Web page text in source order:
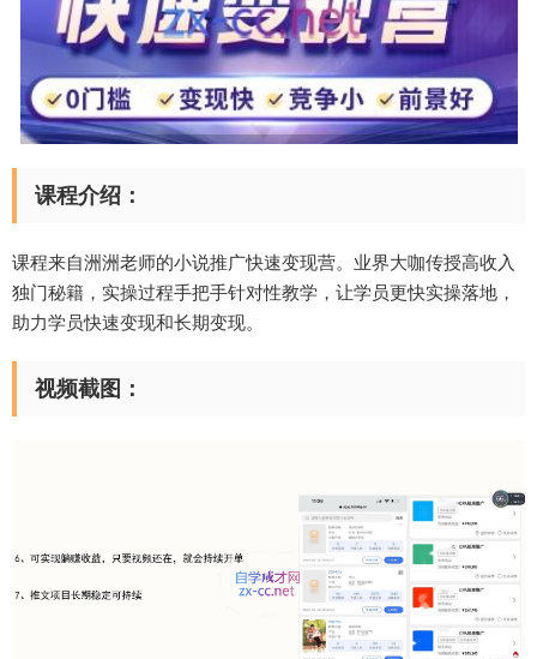
课程介绍：
课程来自洲洲老师的小说推广快速变现营。业界大咖传授高收入
独门秘籍，实操过程手把手针对性教学，让学员更快实操落地，
助力学员快速变现和长期变现。
视频截图：